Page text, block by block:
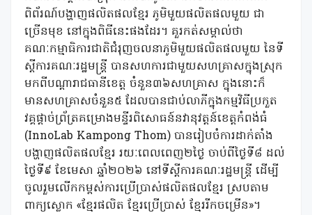
ពិព័រណ៍បង្ហាញផលិតផលខ្មែរ ភូមិមួយផលិតផលមួយ ជា
ច្រើនមុខ នៅក្នុងពិធីនេះផងដែរ។ គួរកត់សម្គាល់ថា
គណៈកម្មាធិការជាតិជំរុញចលនាភូមិមួយផលិតផលមួយ នៃទី
ស្តីការគណៈរដ្ឋមន្ត្រី បានសហការជាមួយសហគ្រាសក្នុងស្រុក
មកពីបណ្តារាជធានីខេត្ត ចំនួន៣៦សហគ្រាស ក្នុងនោះក៏
មានសហគ្រាសចំនួន៥ ដែលបានជាប់លាភីក្នុងកម្មវិធីប្រកួត
វគ្គផ្ដាច់ព្រ័ត្រគម្រោងមន្ទីរពិសោធន៍នវានុវត្តន៍ខេត្តកំពង់ធំ
(InnoLab Kampong Thom) បានរៀបចំការដាក់តាំង
បង្ហាញផលិតផលខ្មែរ រយៈពេលពេញ២ថ្ងៃ ចាប់ពីថ្ងៃទី៨ ដល់
ថ្ងៃទី៩ ខែមេសា ឆ្នាំ២០២៦ នៅទីស្តីការគណៈរដ្ឋមន្ត្រី ដើម្បី
ចូលរួមលើកកម្ពស់ការប្រើប្រាស់ផលិតផលខ្មែរ ស្របតាម
ពាក្យស្លោក «ខ្មែរផលិត ខ្មែរប្រើប្រាស់ ខ្មែររីកចម្រើន»។